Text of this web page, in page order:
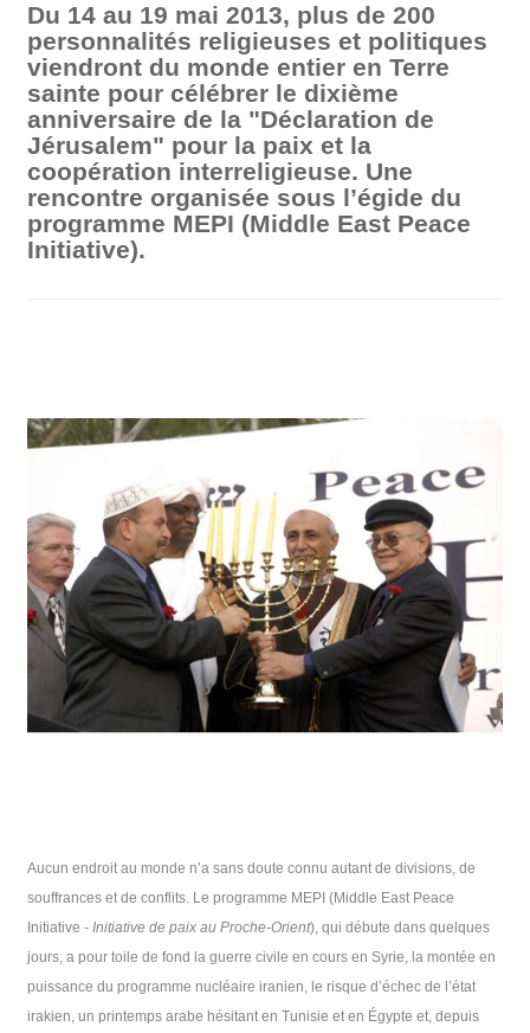
Du 14 au 19 mai 2013, plus de 200
personnalités religieuses et politiques
viendront du monde entier en Terre
sainte pour célébrer le dixième
anniversaire de la "Déclaration de
Jérusalem" pour la paix et la
coopération interreligieuse. Une
rencontre organisée sous l’égide du
programme MEPI (Middle East Peace
Initiative).
Aucun endroit au monde n’a sans doute connu autant de divisions, de
souffrances et de conflits. Le programme MEPI (Middle East Peace
Initiative- Initiative de paix au Proche-Orient), qui débute dans quelques
jours, a pour toile de fond la guerre civile en cours en Syrie, la montée en
puissance du programme nucléaire iranien, le risque d’échec de l’état
irakien, un printemps arabe hésitant en Tunisie et en Égypte et, depuis